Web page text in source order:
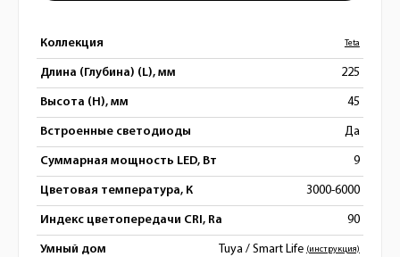
Коллекция Teta
Длина (Глубина) (L), мм 225
Высота (H), мм 45
Встроенные светодиоды Да
Суммарная мощность LED, Вт 9
Цветовая температура, К 3000-6000
Индекс цветопередачи CRI, Ra 90
Умный дом Tuya / Smart Life (инструкция)